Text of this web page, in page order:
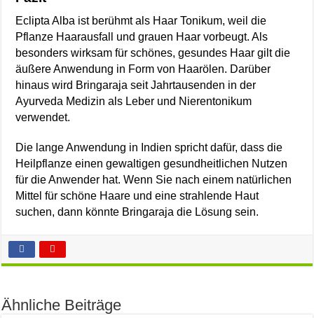
Eclipta Alba ist berühmt als Haar Tonikum, weil die
Pflanze Haarausfall und grauen Haar vorbeugt. Als
besonders wirksam für schönes, gesundes Haar gilt die
äußere Anwendung in Form von Haarölen. Darüber
hinaus wird Bringaraja seit Jahrtausenden in der
Ayurveda Medizin als Leber und Nierentonikum
verwendet.
Die lange Anwendung in Indien spricht dafür, dass die
Heilpflanze einen gewaltigen gesundheitlichen Nutzen
für die Anwender hat. Wenn Sie nach einem natürlichen
Mittel für schöne Haare und eine strahlende Haut
suchen, dann könnte Bringaraja die Lösung sein.
Ähnliche Beiträge